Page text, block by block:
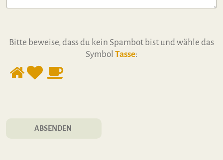
Bitte beweise, dass du kein Spambot bist und wähle das
Symbol Tasse:
ABSENDEN